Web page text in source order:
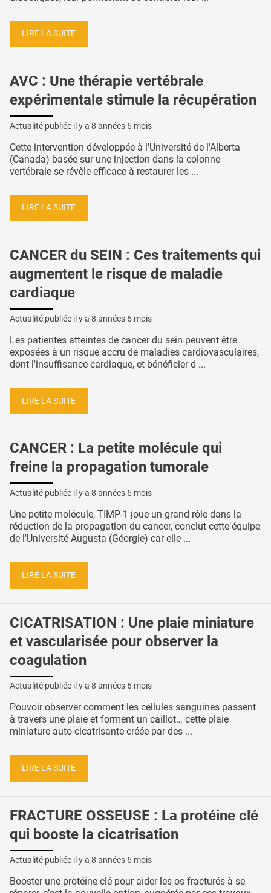
LIRE LA SUITE
AVC : Une thérapie vertébrale
expérimentale stimule la récupération
Actualité publiée il y a 8 années 6 mois
Cette intervention développée à l'Université de l'Alberta
(Canada) basée sur une injection dans la colonne
vertébrale se révèle efficace à restaurer les ...
LIRE LA SUITE
CANCER du SEIN : Ces traitements qui
augmentent le risque de maladie
cardiaque
Actualité publiée il y a 8 années 6 mois
Les patientes atteintes de cancer du sein peuvent être
exposées à un risque accru de maladies cardiovasculaires,
dont l'insuffisance cardiaque, et bénéficier d ...
LIRE LA SUITE
CANCER : La petite molécule qui
freine la propagation tumorale
Actualité publiée il y a 8 années 6 mois
Une petite molécule, TIMP-1 joue un grand rôle dans la
réduction de la propagation du cancer, conclut cette équipe
de l'Université Augusta (Géorgie) car elle ...
LIRE LA SUITE
CICATRISATION : Une plaie miniature
et vascularisée pour observer la
coagulation
Actualité publiée il y a 8 années 6 mois
Pouvoir observer comment les cellules sanguines passent
à travers une plaie et forment un caillot… cette plaie
miniature auto-cicatrisante créée par des ...
LIRE LA SUITE
FRACTURE OSSEUSE : La protéine clé
qui booste la cicatrisation
Actualité publiée il y a 8 années 6 mois
Booster une protéine clé pour aider les os fracturés à se